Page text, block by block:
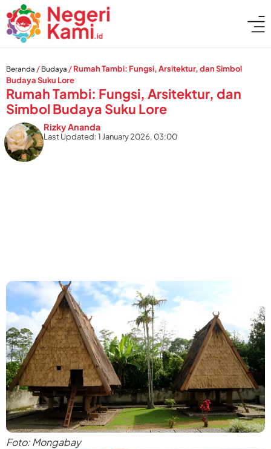
Beranda / Budaya /Rumah Tambi: Fungsi, Arsitektur, dan Simbol
Budaya Suku Lore
Rumah Tambi: Fungsi, Arsitektur, dan
Simbol Budaya Suku Lore
Rizky Ananda
Last Updated: 1 January 2026, 03:00
Foto: Mongabay